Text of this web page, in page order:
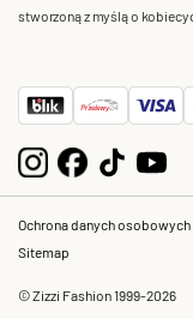
stworzoną z myślą o
Ochrona danych osobowych
Sitemap
© Zizzi Fashion 1999-2026